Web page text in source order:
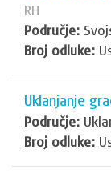
RH
Područje:
Broj odluke:
Uklanjanje
Područje:
Broj odluke: